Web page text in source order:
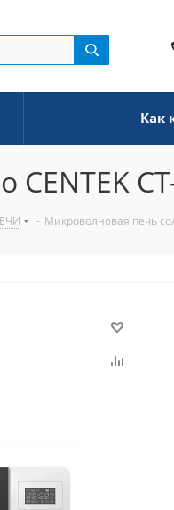
Как
- Микроволновая печь